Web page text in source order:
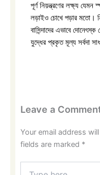
পূর্ণ নিয়ন্ত্রণের লক্ষ্য যেমন
লড়াইও চোখে পড়ার মতো।
বাসিন্দাদের এভাবে
যুদ্ধের প্রকৃত মূল্য সর্বদা
Leave a
Your email address
fields are marked *